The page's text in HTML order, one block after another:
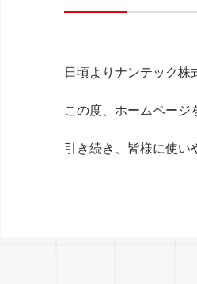
日頃よりナンテック株
この度、ホームページ
引き続き、皆様に使い